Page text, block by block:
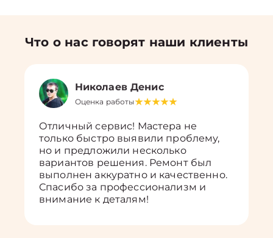
Что о нас говорят наши клиенты
Николаев Денис
Оценка работы
Отличный сервис! Мастера не
только быстро выявили проблему,
но и предложили несколько
вариантов решения. Ремонт был
выполнен аккуратно и качественно.
Спасибо за профессионализм и
внимание к деталям!